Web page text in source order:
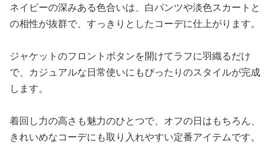
ネイビーの深みある色合いは、白パンツや淡色スカートと
の相性が抜群で、すっきりとしたコーデに仕上がります。
ジャケットのフロントボタンを開けてラフに羽織るだけ
で、カジュアルな日常使いにもぴったりのスタイルが完成
します。
着回し力の高さも魅力のひとつで、オフの日はもちろん、
きれいめなコーデにも取り入れやすい定番アイテムです。